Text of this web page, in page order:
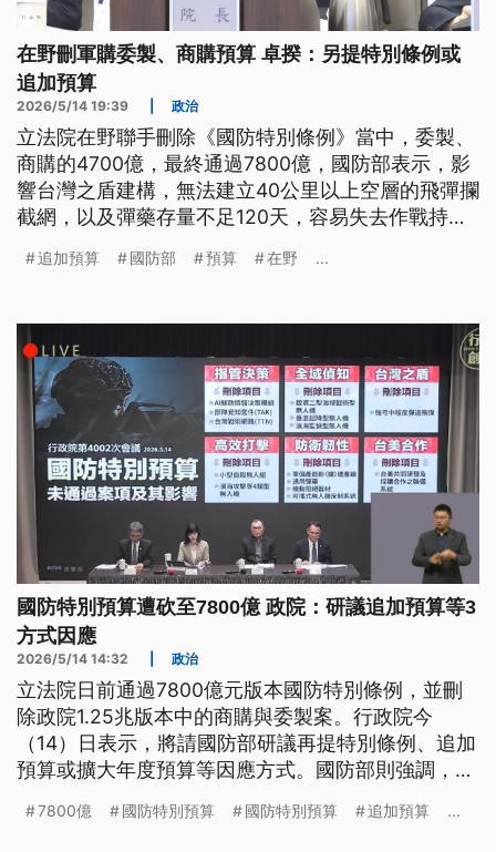
在野刪軍購委製、商購預算 卓揆：另提特別條例或
追加預算
2026/5/14 19:39 政治
立法院在野聯手刪除《國防特別條例》當中，委製、
商購的4700億，最終通過7800億，國防部表示，影
響台灣之盾建構，無法建立40公里以上空層的飛彈攔
截網，以及彈藥存量不足120天，容易失去作戰持續
部就再提特別條例、追加預算，以及擴大年度預算等
追加預算 國防部 預算 在野 ...
國防特別預算遭砍至7800億 政院：研議追加預算等3
方式因應
2026/5/14 14:32 政治
立法院日前通過7800億元版本國防特別條例，並刪
除政院1.25兆版本中的商購與委製案。行政院今
（14）日表示，將請國防部研議再提特別條例、追加
預算或擴大年度預算等因應方式。國防部則強調，被
會使原本應有的功力幾乎喪失殆盡。
7800億 國防特別預算 國防特別預算 追加預算 ...